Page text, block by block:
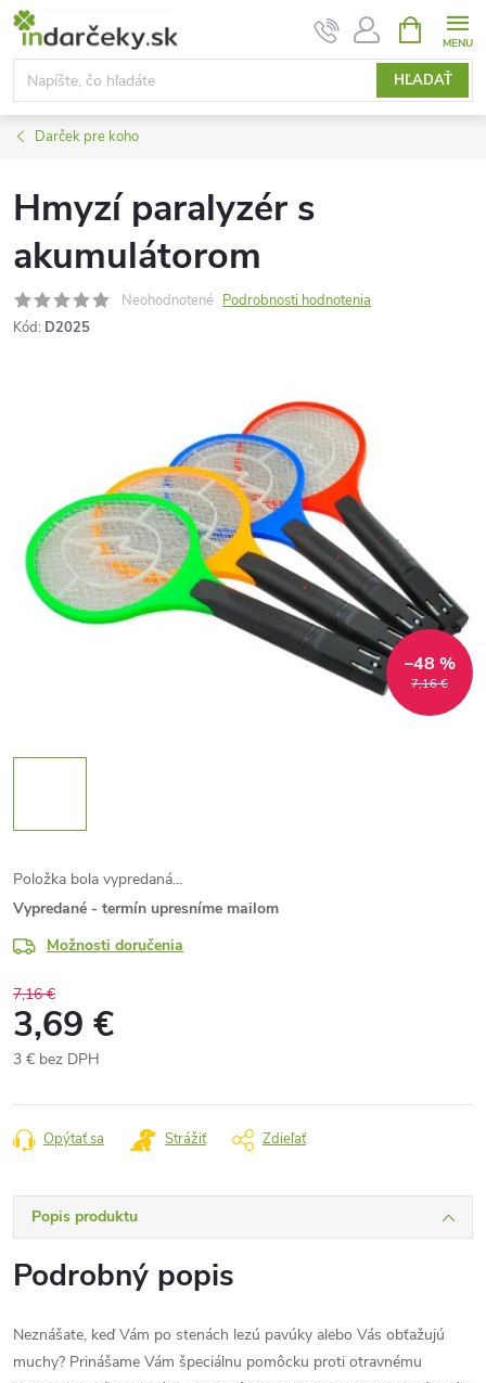
Prejsť
obsah
HĽADAŤ
KOŠÍK
Darček pre koho
Hmyzí paralyzér s
akumulátorom
Neohodnotené Podrobnosti hodnotenia
Kód: D2025
7,16 €
–48 %
Položka bola vypredaná…
Vypredané - termín upresníme mailom
Možnosti doručenia
7,16 €
3,69 €
3 € bez DPH
cena:
Opýtať sa Strážiť Zdieľať
Popis produktu
Podrobný popis
Neznášate, keď Vám po stenách lezú pavúky alebo Vás obťažujú
muchy? Prinášame Vám špeciálnu pomôcku proti otravnému